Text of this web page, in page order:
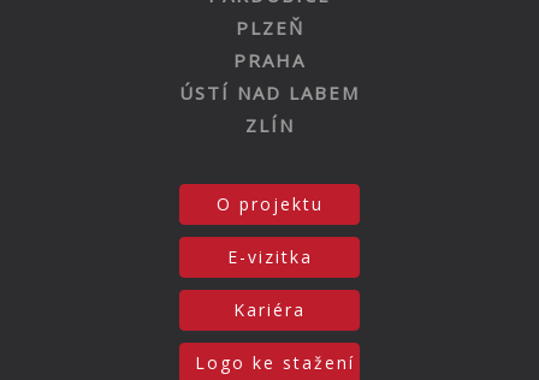
PLZEŇ
PRAHA
ÚSTÍ NAD LABEM
ZLÍN
O projektu
E-vizitka
Kariéra
Logo ke stažení